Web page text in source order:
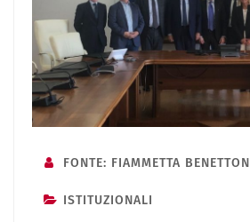
FONTE: FIAMMETTA BENETTON
ISTITUZIONALI